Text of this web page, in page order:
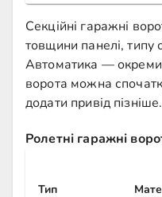
Секційні гаражні
товщини панелі, типу
Автоматика —
ворота можна
додати привід пізніше.
Ролетні гаражні
Тип